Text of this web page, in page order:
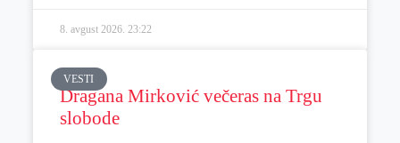
8. avgust 2026. 23:22
VESTI
Dragana Mirković večeras na Trgu
slobode